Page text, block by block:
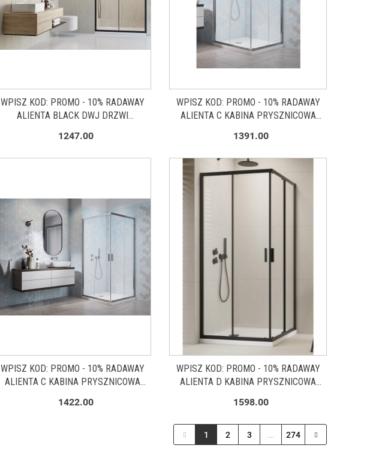
WPISZ KOD: PROMO - 10% RADAWAY
ALIENTA BLACK DWJ DRZWI
CZARNY MAT/SZKŁO PRZEZROCZYSTE
10260120-54-01
1247.00
WPISZ KOD: PROMO - 10% RADAWAY
ALIENTA C KABINA PRYSZNICOWA
CHROM/SZKŁO PRZEZROCZYSTE
10238080-01-01
1391.00
WPISZ KOD: PROMO - 10% RADAWAY
ALIENTA C KABINA PRYSZNICOWA
POŁYSK/SZKŁO PRZEZROCZYSTE
1422.00
WPISZ KOD: PROMO - 10% RADAWAY
ALIENTA D KABINA PRYSZNICOWA
MAT/SZKŁO PRZEZROCZYSTE
1598.00
1 2 3 ... 274